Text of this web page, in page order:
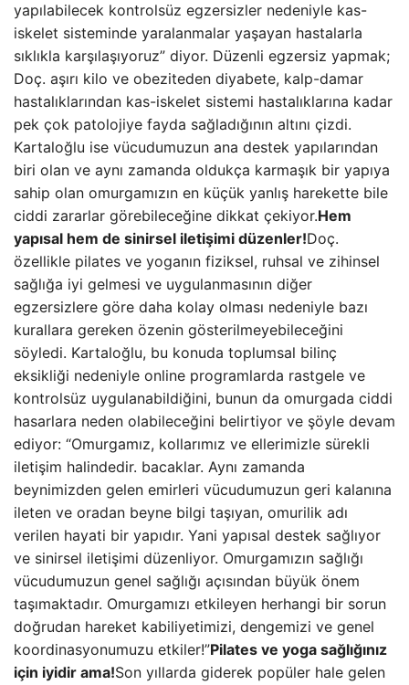
yapılabilecek kontrolsüz egzersizler nedeniyle kas-
iskelet sisteminde yaralanmalar yaşayan hastalarla
sıklıkla karşılaşıyoruz” diyor. Düzenli egzersiz yapmak;
Doç. aşırı kilo ve obeziteden diyabete, kalp-damar
hastalıklarından kas-iskelet sistemi hastalıklarına kadar
pek çok patolojiye fayda sağladığının altını çizdi.
Kartaloğlu ise vücudumuzun ana destek yapılarından
biri olan ve aynı zamanda oldukça karmaşık bir yapıya
sahip olan omurgamızın en küçük yanlış harekette bile
ciddi zararlar görebileceğine dikkat çekiyor.Hem
yapısal hem de sinirsel iletişimi düzenler!Doç.
özellikle pilates ve yoganın fiziksel, ruhsal ve zihinsel
sağlığa iyi gelmesi ve uygulanmasının diğer
egzersizlere göre daha kolay olması nedeniyle bazı
kurallara gereken özenin gösterilmeyebileceğini
söyledi. Kartaloğlu, bu konuda toplumsal bilinç
eksikliği nedeniyle online programlarda rastgele ve
kontrolsüz uygulanabildiğini, bunun da omurgada ciddi
hasarlara neden olabileceğini belirtiyor ve şöyle devam
ediyor: “Omurgamız, kollarımız ve ellerimizle sürekli
iletişim halindedir. bacaklar. Aynı zamanda
beynimizden gelen emirleri vücudumuzun geri kalanına
ileten ve oradan beyne bilgi taşıyan, omurilik adı
verilen hayati bir yapıdır. Yani yapısal destek sağlıyor
ve sinirsel iletişimi düzenliyor. Omurgamızın sağlığı
vücudumuzun genel sağlığı açısından büyük önem
taşımaktadır. Omurgamızı etkileyen herhangi bir sorun
doğrudan hareket kabiliyetimizi, dengemizi ve genel
koordinasyonumuzu etkiler!”Pilates ve yoga sağlığınız
için iyidir ama!Son yıllarda giderek popüler hale gelen